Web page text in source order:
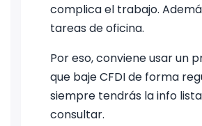
complica el trabajo.
tareas de oficina.
Por eso, conviene usar un
que baje CFDI de forma
siempre tendrás la info
consultar.